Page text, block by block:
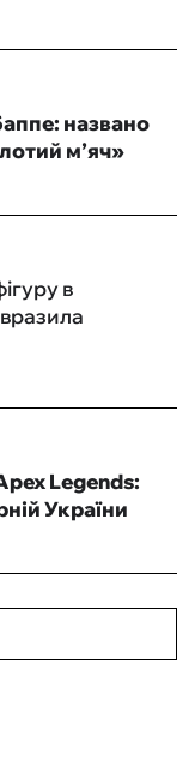
названо
м’яч»
в
Legends:
України